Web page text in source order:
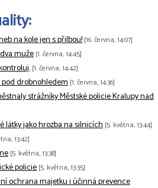
na kole jen s přilbou! [16. června, 14:07]
muže [1. června, 14:45]
[1. června, 14:42]
drobnohledem [1. června, 14:36]
strážníky Městské policie Kralupy nad
látky jako hrozba na silnicích [5. května, 13:44]
13:42]
[5. května, 13:38]
policie [5. května, 13:35]
ochrana majetku i účinná prevence